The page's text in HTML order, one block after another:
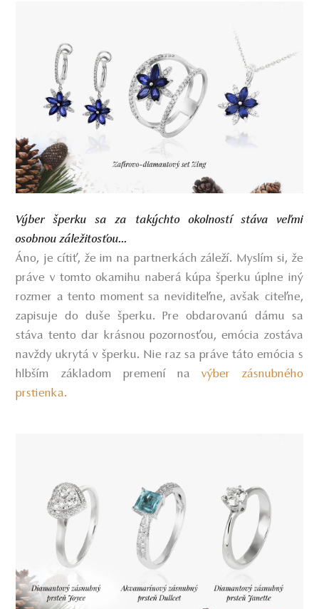
Výber šperku sa za takýchto okolností stáva veľmi
osobnou záležitosťou...
Áno, je cítiť, že im na partnerkách záleží. Myslím si, že
práve v tomto okamihu naberá kúpa šperku úplne iný
rozmer a tento moment sa neviditeľne, avšak citeľne,
zapisuje do duše šperku. Pre obdarovanú dámu sa
stáva tento dar krásnou pozornosťou, emócia zostáva
navždy ukrytá v šperku. Nie raz sa práve táto emócia s
hlbším základom premení navýber zásnubného
prstienka.